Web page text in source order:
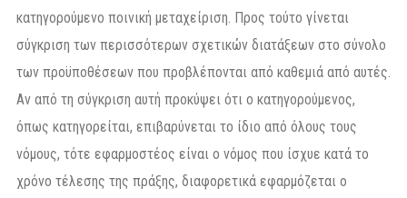
κατηγορούμενο ποινική μεταχείριση. Προς τούτο γίνεται
σύγκριση των περισσότερων σχετικών διατάξεων στο σύνολο
των προϋποθέσεων που προβλέπονται από καθεμιά από αυτές.
Αν από τη σύγκριση αυτή προκύψει ότι ο κατηγορούμενος,
όπως κατηγορείται, επιβαρύνεται το ίδιο από όλους τους
νόμους, τότε εφαρμοστέος είναι ο νόμος που ίσχυε κατά το
χρόνο τέλεσης της πράξης, διαφορετικά εφαρμόζεται ο